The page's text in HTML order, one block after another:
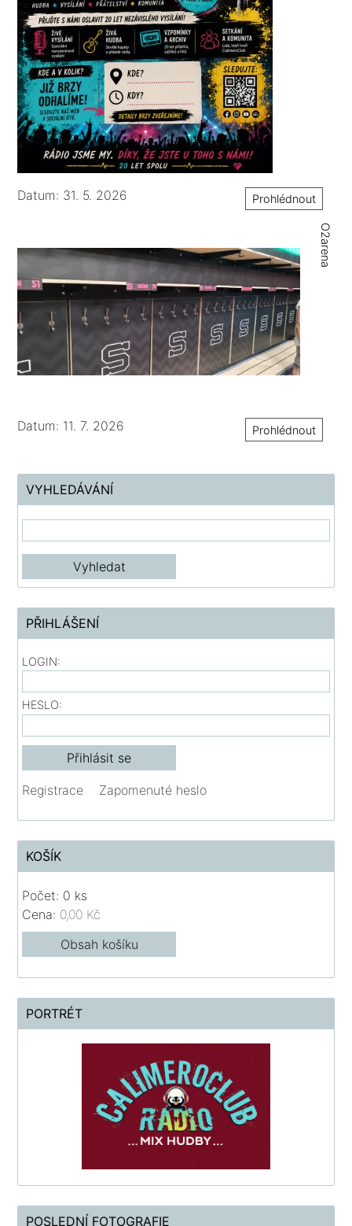
Datum: 31. 5. 2026 Prohlédnout
O2arena
Datum: 11. 7. 2026 Prohlédnout
VYHLEDÁVÁNÍ
PŘIHLÁŠENÍ
LOGIN:
HESLO:
Registrace Zapomenuté heslo
KOŠÍK
Počet: 0 ks
Cena: 0,00 Kč
Obsah košíku
PORTRÉT
POSLEDNÍ FOTOGRAFIE